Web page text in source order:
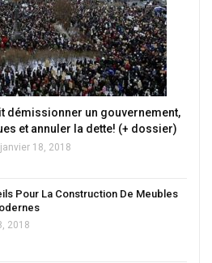
démissionner un gouvernement,
et annuler la dette! (+ dossier)
janvier 18, 2018
Pour La Construction De Meubles
2018